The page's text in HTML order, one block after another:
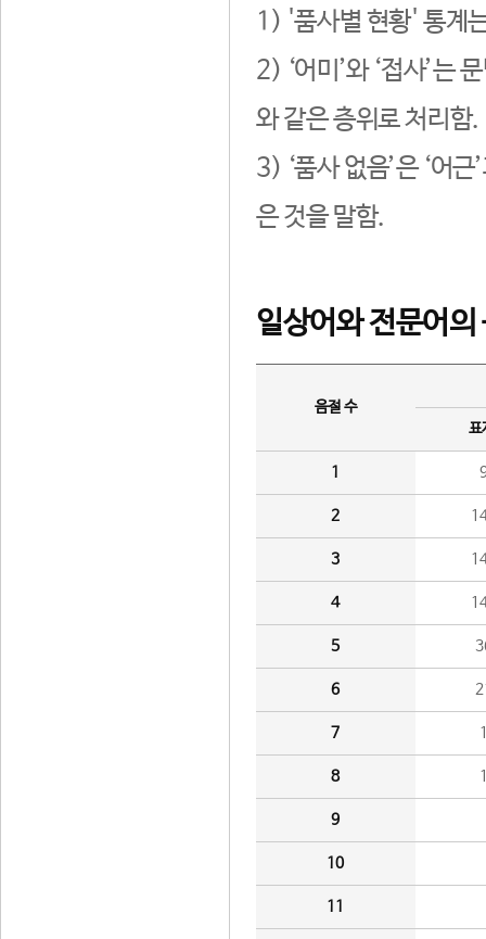
1) '품사별 현황' 통계
2) ‘어미’와 ‘접사’는
와 같은 층위로 처리함.
3) ‘품사 없음’은 ‘어
은 것을 말함.
일상어와 전문어의
음절 수
표
1
2
3
4
5
6
7
8
9
10
11